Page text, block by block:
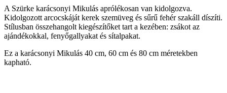
A Szürke karácsonyi Mikulás aprólékosan van kidolgozva.
Kidolgozott arcocskáját kerek szemüveg és sűrű fehér szakáll díszíti.
Stílusban összehangolt kiegészítőket tart a kezében: zsákot az
ajándékokkal, fenyőgallyakat és sítalpakat.
Ez a karácsonyi Mikulás 40 cm, 60 cm és 80 cm méretekben
kapható.